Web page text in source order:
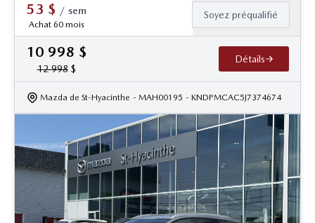
53 $ / sem
Achat 60 mois
Soyez préqualifié
10 998 $
12 998$
Détails
Mazda de St-Hyacinthe - MAH00195 - KNDPMCAC5J7374674